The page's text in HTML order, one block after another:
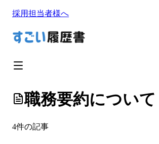
採用担当者様へ
職務要約について
4件の記事